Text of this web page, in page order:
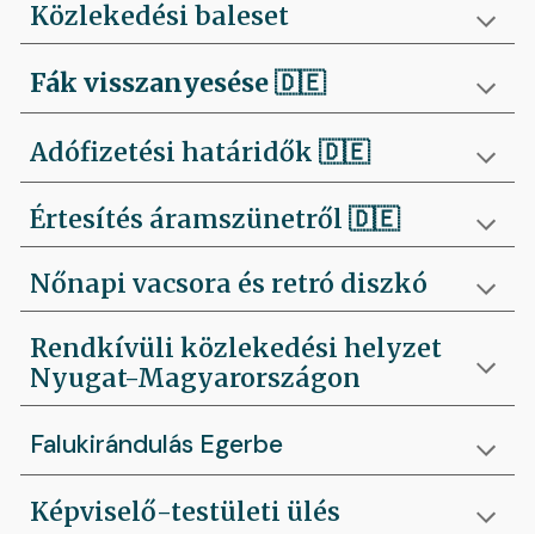
Közlekedési baleset
Fák visszanyesése🇩🇪
Adófizetési határidők 🇩🇪
Értesítés áramszünetről 🇩🇪
Nőnapi vacsora és retró diszkó
Rendkívüli közlekedési helyzet
Nyugat-Magyarországon
Falukirándulás Egerbe
Képviselő-testületi ülés